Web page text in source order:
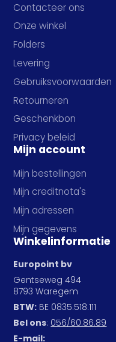
Contacteer ons
Onze winkel
Folders
Levering
Gebruiksvoorwaarden
Retourneren
Geschenkbon
Privacy beleid
Mijn account
Mijn bestellingen
Mijn creditnota's
Mijn adressen
Mijn gegevens
Winkelinformatie
Europoint bv
Gentseweg 494
8793 Waregem
BTW: BE 0835.518.111
Bel ons: 056/60.86.89
E-mail: